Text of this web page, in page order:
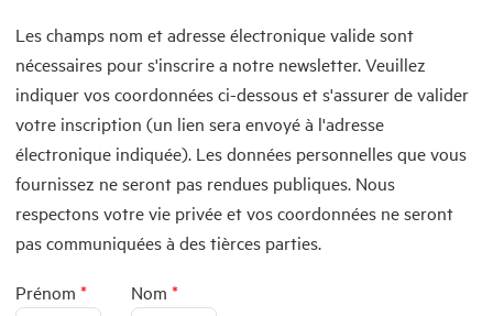
Les champs nom et adresse électronique valide sont
nécessaires pour s'inscrire a notre newsletter. Veuillez
indiquer vos coordonnées ci-dessous et s'assurer de valider
votre inscription (un lien sera envoyé à l'adresse
électronique indiquée). Les données personnelles que vous
fournissez ne seront pas rendues publiques. Nous
respectons votre vie privée et vos coordonnées ne seront
pas communiquées à des tièrces parties.
Prénom * Nom *